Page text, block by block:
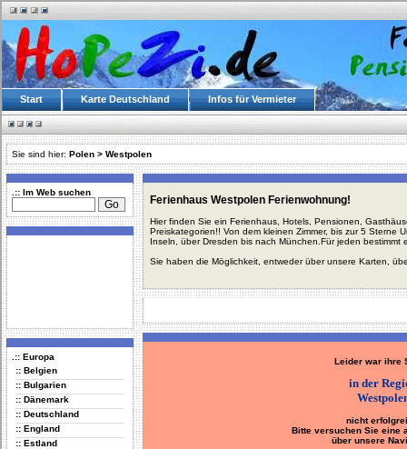
Start Karte Deutschland Infos für Vermieter
Sie sind hier: Polen > Westpolen
.:: Im Web suchen
.:: Europa
:: Belgien
:: Bulgarien
:: Dänemark
:: Deutschland
:: England
:: Estland
Ferienhaus Westpolen Ferienwohnung!
Hier finden Sie ein Ferienhaus, Hotels, Pensionen,
Preiskategorien!! Von dem kleinen Zimmer, bis zur 5 Sterne
Inseln, über Dresden bis nach München.Für jeden bestimmt
Sie haben die Möglichkeit, entweder über unsere Karten,
Leider war ihre
in der
nicht
Bitte versuchen Sie eine
über unsere